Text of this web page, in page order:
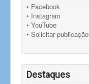
• Facebook
• Instagram
• YouTube
• Solicitar publicação
Destaques